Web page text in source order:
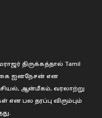
திருக்கத்தால் Tamil
ஐனநேசன் என
ஆன்மீகம், வரலாற்று
என பல தரப்பு விரும்பும்